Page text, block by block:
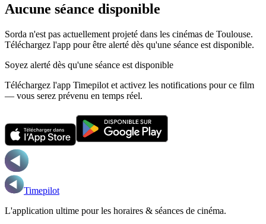
Aucune séance disponible
Sorda n'est pas actuellement projeté dans les cinémas de Toulouse.
Téléchargez l'app pour être alerté dès qu'une séance est disponible.
Soyez alerté dès qu'une séance est disponible
Téléchargez l'app Timepilot et activez les notifications pour ce film
— vous serez prévenu en temps réel.
Timepilot
L'application ultime pour les horaires & séances de cinéma.